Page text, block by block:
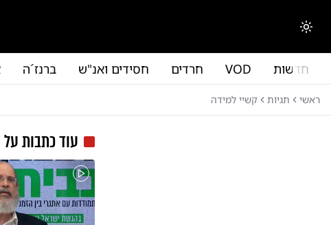
החלפת מצב תצוגה
חדשות VOD חרדים חסידים ואנ"ש ברנז´ה
ראשי תגיות קשיי למידה
עוד כתבות על